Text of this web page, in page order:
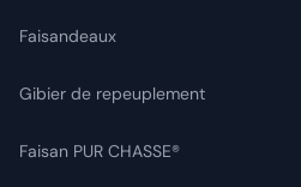
Faisandeaux
Gibier de repeuplement
Faisan PUR CHASSE®